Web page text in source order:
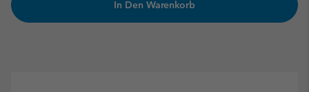
In Den Warenkorb